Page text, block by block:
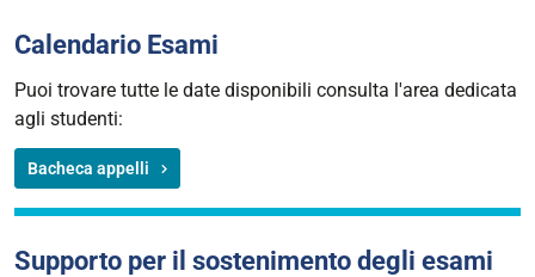
Calendario Esami
Puoi trovare tutte le date disponibili consulta l'area dedicata
agli studenti:
Bacheca appelli
Supporto per il sostenimento degli esami